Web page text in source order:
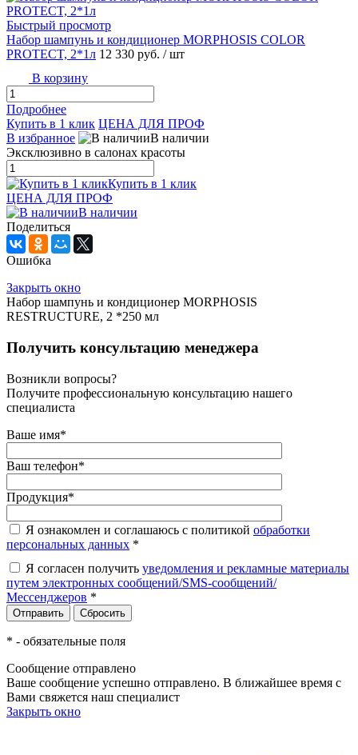
Быстрый просмотр
Набор шампунь и кондиционер MORPHOSIS COLOR
PROTECT, 2*1л 12 330 руб. / шт
В корзину
Подробнее
Купить в 1 клик ЦЕНА ДЛЯ ПРОФ
В избранное
В наличии
Эксклюзивно в салонах красоты
Купить в 1 клик
ЦЕНА ДЛЯ ПРОФ
В наличии
Поделиться
Ошибка
Закрыть окно
Набор шампунь и кондиционер MORPHOSIS
RESTRUCTURE, 2 *250 мл
Получить консультацию менеджера
Возникли вопросы?
Получите профессиональную консультацию нашего
специалиста
Ваше имя*
Ваш телефон*
Продукция*
Я ознакомлен и соглашаюсь с политикой обработки
персональных данных *
Я согласен получить уведомления и рекламные материалы
путем электронных сообщений/SMS-сообщений/
Мессенджеров *
* - обязательные поля
Сообщение отправлено
Ваше сообщение успешно отправлено. В ближайшее время с
Вами свяжется наш специалист
Закрыть окно